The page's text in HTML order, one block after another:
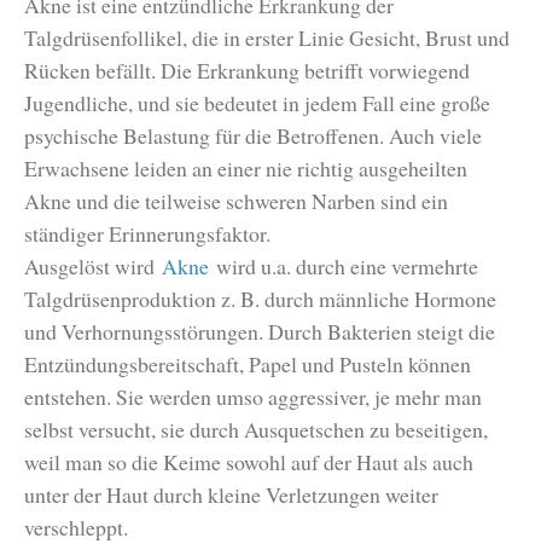
Talgdrüsenfollikel, die in erster Linie Gesicht, Brust und
Rücken befällt. Die Erkrankung betrifft vorwiegend
Jugendliche, und sie bedeutet in jedem Fall eine große
psychische Belastung für die Betroffenen. Auch viele
Erwachsene leiden an einer nie richtig ausgeheilten
Akne und die teilweise schweren Narben sind ein
ständiger Erinnerungsfaktor.
Ausgelöst wird Akne wird u.a. durch eine vermehrte
Talgdrüsenproduktion z. B. durch männliche Hormone
und Verhornungsstörungen. Durch Bakterien steigt die
Entzündungsbereitschaft, Papel und Pusteln können
entstehen. Sie werden umso aggressiver, je mehr man
selbst versucht, sie durch Ausquetschen zu beseitigen,
weil man so die Keime sowohl auf der Haut als auch
unter der Haut durch kleine Verletzungen weiter
verschleppt.